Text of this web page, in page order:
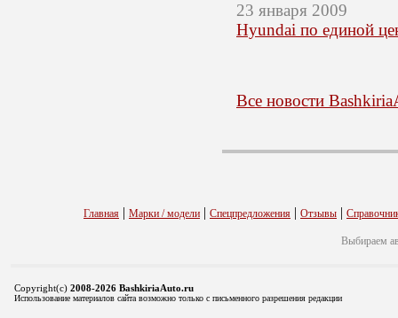
23 января 2009
Hyundai по единой
Все новости
Главная | Марки / модели | Спецпредложения | Отзывы |
Выбираем
Copyright(c) 2008-2026 BashkiriaAuto.ru
Использование материалов сайта возможно только с письменного разрешения редакции